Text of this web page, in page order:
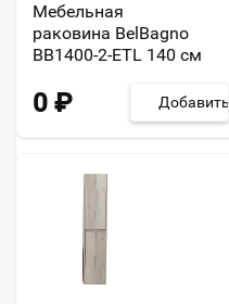
Мебельная
раковина BelBagno
BB1400-2-ETL 140 см
0 ₽ Добавить